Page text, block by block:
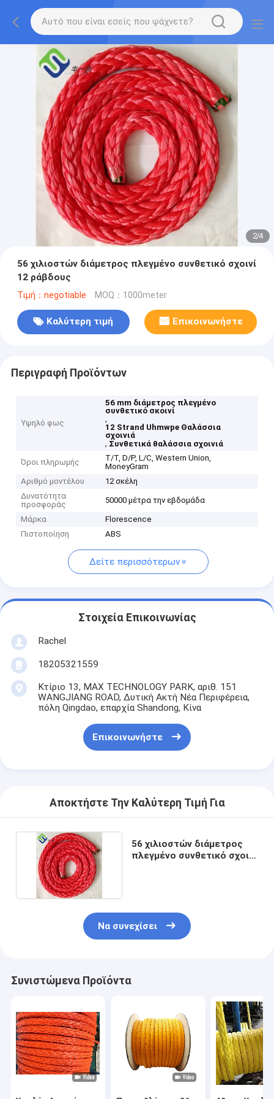
2/4
56 χιλιοστών διάμετρος πλεγμένο συνθετικό σχοινί
12 ράβδους
Τιμή：negotiable MOQ：1000meter
Καλύτερη τιμή Επικοινωνήστε
Περιγραφή Προϊόντων
Υψηλό φως
56 mm διάμετρος πλεγμένο
συνθετικό σκοινί
,
12 Strand Uhmwpe Θαλάσσια
σχοινιά
, Συνθετικά θαλάσσια σχοινιά
Όροι πληρωμής
T/T, D/P, L/C, Western Union,
MoneyGram
Αριθμό μοντέλου
12 σκέλη
Δυνατότητα
προσφοράς
50000 μέτρα την εβδομάδα
Μάρκα
Florescence
Πιστοποίηση
ABS
Δείτε περισσότερων
Στοιχεία Επικοινωνίας
Rachel
18205321559
Κτίριο 13, MAX TECHNOLOGY PARK, αριθ. 151
WANGJIANG ROAD, Δυτική Ακτή Νέα Περιφέρεια,
πόλη Qingdao, επαρχία Shandong, Κίνα
Επικοινωνήστε
Αποκτήστε Την Καλύτερη Τιμή Για
56 χιλιοστών διάμετρος
πλεγμένο συνθετικό σχοινί
Να συνεχίσει
Συνιστώμενα Προϊόντα